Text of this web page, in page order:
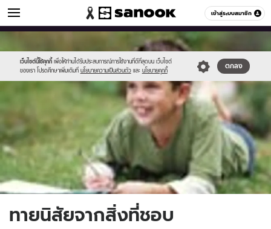
เข้าสู่ระบบสมาชิก
ดูดวง หมวดอื่นๆ
เว็บไซต์นี้ใช้คุกกี้ เพื่อให้ท่านได้รับประสบการณ์การใช้งานที่ดีที่สุดบน เว็บไซต์
ของเรา โปรดศึกษาเพิ่มเติมที่ นโยบายความเป็นส่วนตัว และ นโยบายคุกกี้
ตกลง
//s.isanook.com/sr/0/images/logo-
new-
sanook.png
//s.isanook.com/ho/0/ud/0/3153/m_02878_001.jpg
ทายนิสัยจากสิ่งที่ชอบ